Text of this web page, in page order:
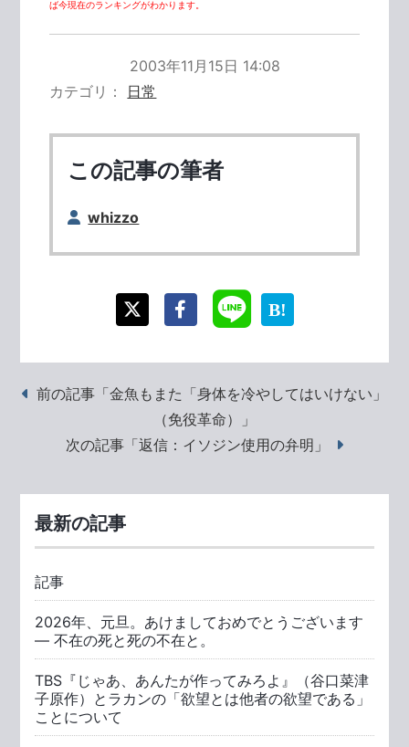
ば今現在のランキングがわかります。
2003年11月15日 14:08
カテゴリ
日常
この記事の筆者
whizzo
前の記事「金魚もまた「身体を冷やしてはいけない」
（免役革命）」
次の記事「返信：イソジン使用の弁明」
最新の記事
記事
2026年、元旦。あけましておめでとうございます
― 不在の死と死の不在と。
TBS『じゃあ、あんたが作ってみろよ』（谷口菜津
子原作）とラカンの「欲望とは他者の欲望である」
ことについて